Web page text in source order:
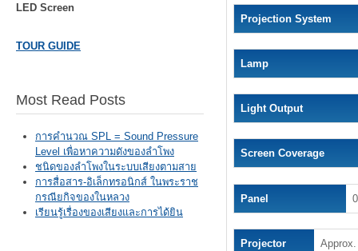
LED Screen
TOUR GUIDE
Most Read Posts
การคำนวณ SPL = Sound Pressure
Level เพื่อหาความดังของลำโพง
ชนิดของลำโพงในระบบเสียงตามสาย
การสื่อสาร-อิเล็กทรอนิกส์ ในพระราช
กรณียกิจของในหลวง
เรียนรู้เรื่องของเสียงและการได้ยิน
Projection System
Lamp
Light Output
Screen Coverage
Panel
Projector